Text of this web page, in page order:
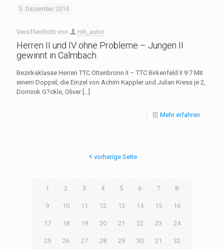
5. Dezember 2010
Veröffentlicht von mh_autor
Herren II und IV ohne Probleme – Jungen II
gewinnt in Calmbach
Bezirksklasse Herren TTC Ottenbronn II – TTC Birkenfeld II 9:7 Mit
einem Doppel, die Einzel von Achim Kappler und Julian Kress je 2,
Dominik G?ckle, Oliver[…]
Mehr erfahren
vorherige Seite
1 2 3 4 5 6 7 8
9 10 11 12 13 14 15 16
17 18 19 20 21 22 23 24
25 26 27 28 29 30 31 32